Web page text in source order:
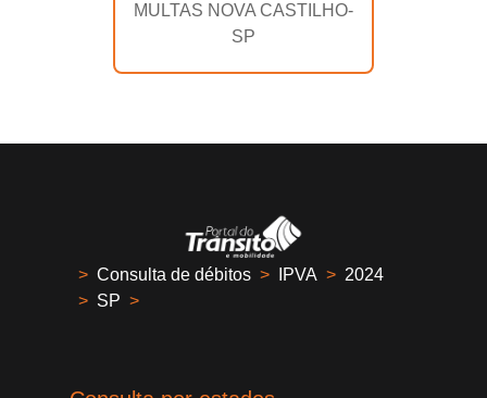
MULTAS NOVA CASTILHO-
SP
> Consulta de débitos > IPVA > 2024
> SP >